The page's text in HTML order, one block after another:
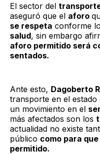
El sector del
aseguró que el aforo
se respeta conforme
salud, sin embargo
aforo permitido será
sentados.
Ante esto, Dagoberto
transporte en el estado
un movimiento en el
más afectados son los
actualidad no existe
público como para
permitido.